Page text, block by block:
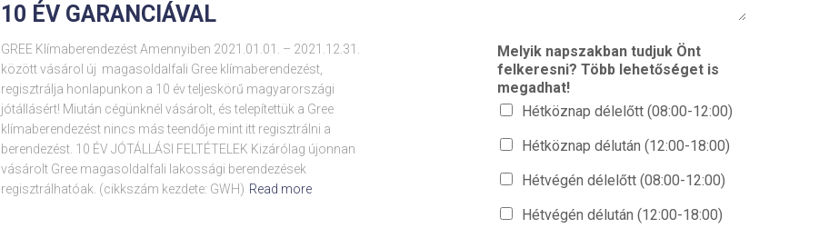
10 ÉV GARANCIÁVAL
GREE Klímaberendezést Amennyiben 2021.01.01. – 2021.12.31.
között vásárol új magasoldalfali Gree klímaberendezést,
regisztrálja honlapunkon a 10 év teljeskörű magyarországi
jótállásért! Miután cégünknél vásárolt, és telepítettük a Gree
klímaberendezést nincs más teendője mint itt regisztrálni a
berendezést. 10 ÉV JÓTÁLLÁSI FELTÉTELEK Kizárólag újonnan
vásárolt Gree magasoldalfali lakossági berendezések
regisztrálhatóak. (cikkszám kezdete: GWH) Read more
Melyik napszakban tudjuk Önt
felkeresni? Több lehetőséget is
megadhat!
Hétköznap délelőtt (08:00-12:00)
Hétköznap délután (12:00-18:00)
Hétvégén délelőtt (08:00-12:00)
Hétvégén délután (12:00-18:00)